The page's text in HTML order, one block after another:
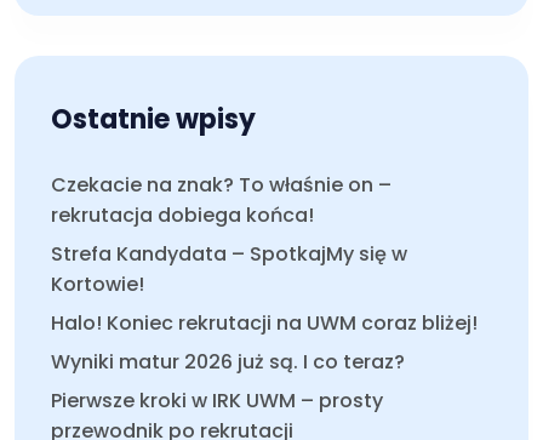
Ostatnie wpisy
Czekacie na znak? To właśnie on –
rekrutacja dobiega końca!
Strefa Kandydata – SpotkajMy się w
Kortowie!
Halo! Koniec rekrutacji na UWM coraz bliżej!
Wyniki matur 2026 już są. I co teraz?
Pierwsze kroki w IRK UWM – prosty
przewodnik po rekrutacji